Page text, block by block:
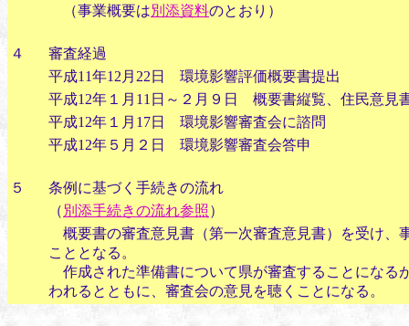
（事業概要は別添資料のとおり）
４
審査経過
平成11年12月22日 環境影響評価概要書提出
平成12年１月11日～２月９日 概要書縦覧、住民意見
平成12年１月17日 環境影響審査会に諮問
平成12年５月２日 環境影響審査会答申
５
条例に基づく手続きの流れ
（ 別添手続きの流れ参照）
概要書の審査意見書（第一次審査意見書）を受け、
こととなる。
作成された準備書について県が審査することになる
われるとともに、審査会の意見を聴くことになる。